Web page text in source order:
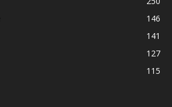
146
141
127
115